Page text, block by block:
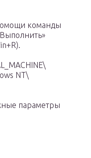
команды
NT\
параметры